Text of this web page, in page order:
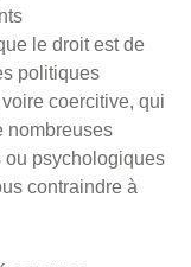
le droit est de
politiques
coercitive, qui
nombreuses
ou psychologiques
contraindre à